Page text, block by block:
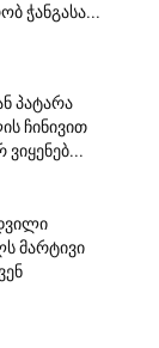
ჭანგასა...
პატარა
ჩინივით
მარტივი